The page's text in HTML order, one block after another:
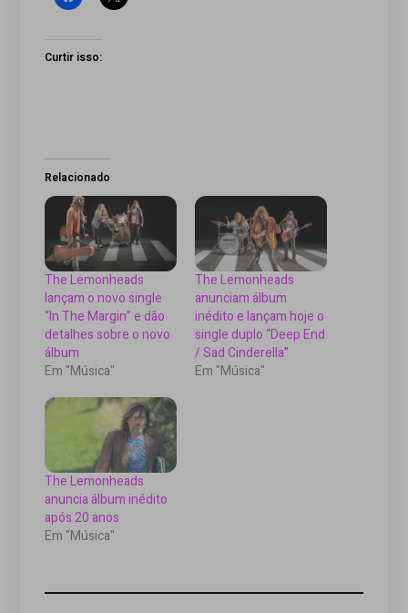
Curtir isso:
Relacionado
The Lemonheads
lançam o novo single
“In The Margin” e dão
detalhes sobre o novo
álbum
Em "Música"
The Lemonheads
anunciam álbum
inédito e lançam hoje o
single duplo “Deep End
/ Sad Cinderella”
Em "Música"
The Lemonheads
anuncia álbum inédito
após 20 anos
Em "Música"